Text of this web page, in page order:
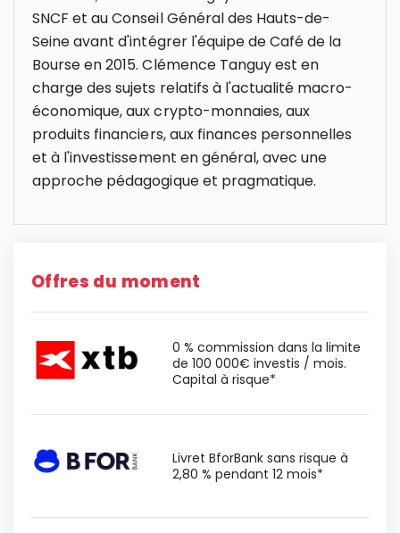
SNCF et au Conseil Général des Hauts-de-
Seine avant d'intégrer l'équipe de Café de la
Bourse en 2015. Clémence Tanguy est en
charge des sujets relatifs à l'actualité macro-
économique, aux crypto-monnaies, aux
produits financiers, aux finances personnelles
et à l'investissement en général, avec une
approche pédagogique et pragmatique.
Offres du moment
0 % commission dans la limite
de 100 000€ investis / mois.
Capital à risque*
Livret BforBank sans risque à
2,80 % pendant 12 mois*